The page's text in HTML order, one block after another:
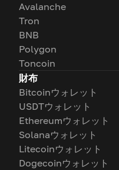
Avalanche
Tron
BNB
Polygon
Toncoin
財布
Bitcoinウォレット
USDTウォレット
Ethereumウォレット
Solanaウォレット
Litecoinウォレット
Dogecoinウォレット